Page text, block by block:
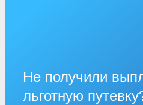
Не получили
льготную